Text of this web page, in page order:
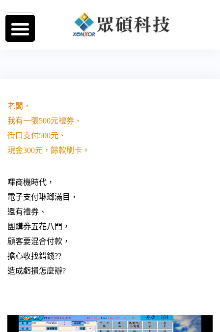
老闆，
我有一張500元禮券、
街口支付500元、
現金300元，餘款刷卡。
嗶商機時代，
電子支付琳瑯滿目，
還有禮券、
團購券五花八門，
顧客要混合付款，
擔心收找錯錢??
造成虧損怎麼辦?